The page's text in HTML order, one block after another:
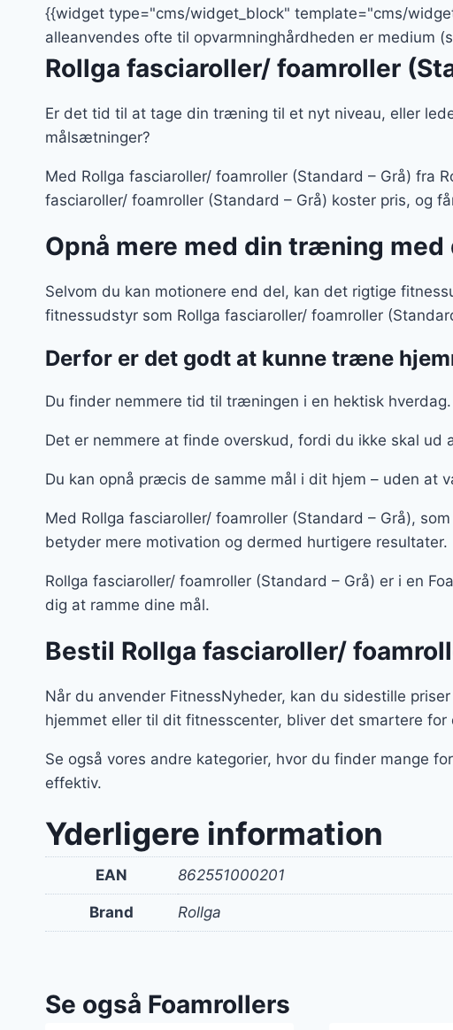
129 kr..99 kr..
{{widget type="cms/widget_block" template="cms/
alleanvendes ofte til opvarmninghårdheden er medium
Rollga fasciaroller/ foamroller
Er det tid til at tage din træning til et nyt niveau, eller
målsætninger?
Med Rollga fasciaroller/ foamroller (Standard – Grå) fra
fasciaroller/ foamroller (Standard – Grå) koster pris, og
Opnå mere med din træning
Selvom du kan motionere end del, kan det rigtige
fitnessudstyr som Rollga fasciaroller/ foamroller
Derfor er det godt at kunne træne
Du finder nemmere tid til træningen i en hektisk hverdag.
Det er nemmere at finde overskud, fordi du ikke skal ud
Du kan opnå præcis de samme mål i dit hjem – uden at
Med Rollga fasciaroller/ foamroller (Standard – Grå),
betyder mere motivation og dermed hurtigere resultater.
Rollga fasciaroller/ foamroller (Standard – Grå) er i en
dig at ramme dine mål.
Bestil Rollga fasciaroller/
Når du anvender FitnessNyheder, kan du sidestille
hjemmet eller til dit fitnesscenter, bliver det smartere
Se også vores andre kategorier, hvor du finder mange
effektiv.
Yderligere information
EAN 862551000201
Brand Rollga
Se også Foamrollers